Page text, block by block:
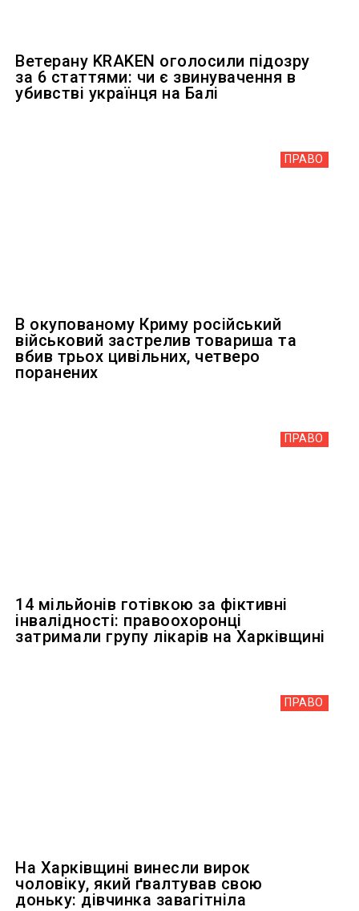
Ветерану KRAKEN оголосили підозру
за 6 статтями: чи є звинувачення в
убивстві українця на Балі
ПРАВО
В окупованому Криму російський
військовий застрелив товариша та
вбив трьох цивільних, четверо
поранених
ПРАВО
14 мільйонів готівкою за фіктивні
інвалідності: правоохоронці
затримали групу лікарів на Харківщині
ПРАВО
На Харківщині винесли вирок
чоловіку, який ґвалтував свою
доньку: дівчинка завагітніла